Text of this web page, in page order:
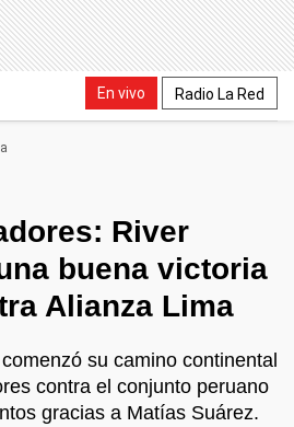
En vivo Radio La Red
River
buena victoria
Alianza Lima
su camino continental
contra el conjunto peruano
gracias a Matías Suárez.